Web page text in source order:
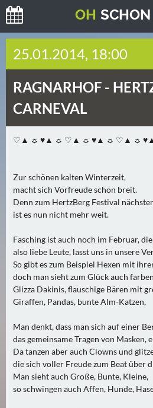
OH SCHON
H
E
T
E
(
)
M
O
R
G
N
(
2
)
E
B
E
R
M
25.01.2014, 18:00
RAGNARHOF -
CARNEVAL
♡▲ ☼ ♥▲ ☼ ♡▲ ☼ ♥▲ ☼ ♡▲ ☼
Zur schönen kalten Winterzeit,
macht sich Vorfreude schon breit.
Denn zum HertzBerg Festival
ist es nun nicht mehr weit.
Fasching ist auch noch im Februar,
also liebe Leute, lasst uns in unsere
So gibt es zum Beispiel Hexen mit
doch man sieht zum Glück auch
Glizza Dakinis, flauschige Bären mit
Giraffen, Pandas, bunte Alm-Katzen,
Man denkt, dass man sich auf einer
das gemeinsame Tragen von Masken,
Da tanzen aber auch Clowns und
die sich voller Freude zum Beat über
Man sieht auch Große, Bunte, Kleine,
so schwingen auch Affen, Hunde,